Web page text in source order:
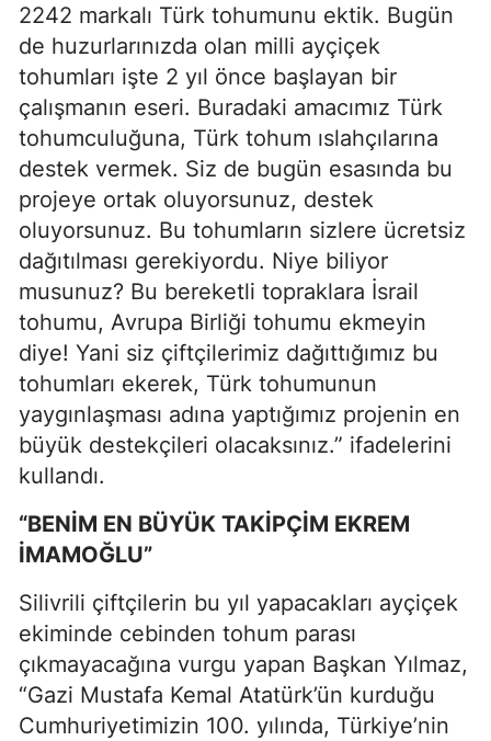
2242 markalı Türk tohumunu ektik. Bugün
de huzurlarınızda olan milli ayçiçek
tohumları işte 2 yıl önce başlayan bir
çalışmanın eseri. Buradaki amacımız Türk
tohumculuğuna, Türk tohum ıslahçılarına
destek vermek. Siz de bugün esasında bu
projeye ortak oluyorsunuz, destek
oluyorsunuz. Bu tohumların sizlere ücretsiz
dağıtılması gerekiyordu. Niye biliyor
musunuz? Bu bereketli topraklara İsrail
tohumu, Avrupa Birliği tohumu ekmeyin
diye! Yani siz çiftçilerimiz dağıttığımız bu
tohumları ekerek, Türk tohumunun
yaygınlaşması adına yaptığımız projenin en
büyük destekçileri olacaksınız.” ifadelerini
kullandı.
“BENİM EN BÜYÜK TAKİPÇİM EKREM
İMAMOĞLU”
Silivrili çiftçilerin bu yıl yapacakları ayçiçek
ekiminde cebinden tohum parası
çıkmayacağına vurgu yapan Başkan Yılmaz,
“Gazi Mustafa Kemal Atatürk’ün kurduğu
Cumhuriyetimizin 100. yılında, Türkiye’nin